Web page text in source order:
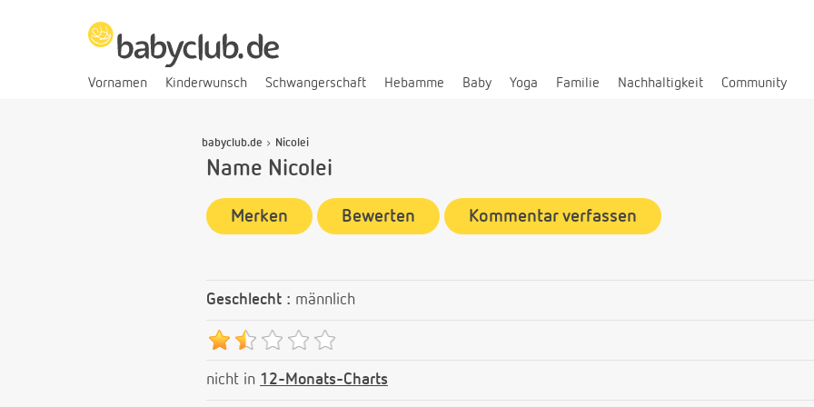
Vornamen Kinderwunsch Schwangerschaft Hebamme Baby Yoga Familie Nachhaltigkeit Community
babyclub.de Nicolei
Name Nicolei
Merken Bewerten Kommentar verfassen
Geschlecht : männlich
nicht in 12-Monats-Charts